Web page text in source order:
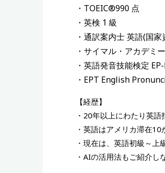
・TOEIC®990 点
・英検 1 級
・通訳案内士 英語(国
・サイマル・アカデミ
・英語発音技能検定
・EPT English
【経歴】
・20年以上にわたり英語
・英語はアメリカ滞在10
・現在は、英語初級～
・AIの活用法もご紹介し